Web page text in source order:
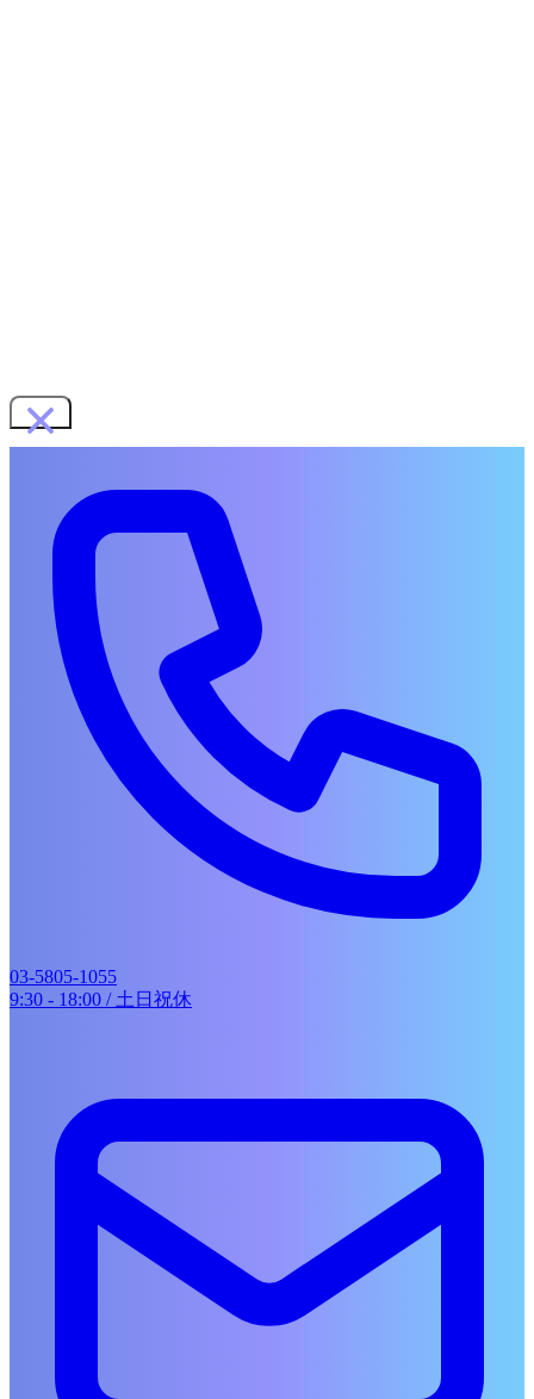
03-5805-1055
9:30 - 18:00 / 土日祝休
WORKS
SERVICES
展示会ブース・ショールーム
イベント企画・運営
音楽・動画制作
地域イベント企画
COMPANY
RECRUIT
CONTACT
展示会ブース・ショールーム
地域イベント企画
COMPANY
実績一覧